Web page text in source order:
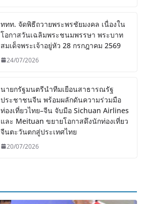
ททท. จัดพิธีถวายพระพรชัยมงคล เนื่องใน
โอกาสวันเฉลิมพระชนมพรรษา พระบาท
สมเด็จพระเจ้าอยู่หัว 28 กรกฎาคม 2569
24/07/2026
นายกรัฐมนตรีนำทีมเยือนสาธารณรัฐ
ประชาชนจีน พร้อมผลักดันความร่วมมือ
ท่องเที่ยวไทย–จีน จับมือ Sichuan Airlines
และ Meituan ขยายโอกาสดึงนักท่องเที่ยว
จีนตะวันตกสู่ประเทศไทย
20/07/2026